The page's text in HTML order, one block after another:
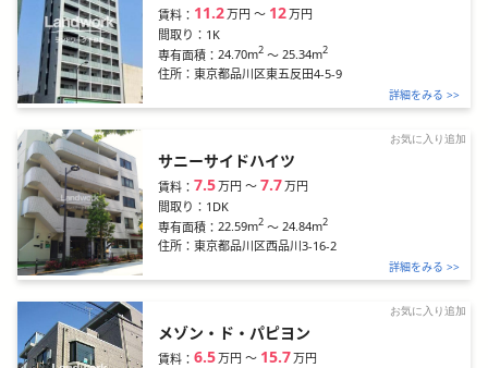
賃料： 11.2万円〜 12万円
間取り： 1K
専有面積：24.70m2 ～ 25.34m2
住所：東京都品川区東五反田4-5-9
詳細をみる >>
お気に入り追加
サニーサイドハイツ
賃料：7.5万円〜 7.7万円
間取り： 1DK
専有面積：22.59m2 ～ 24.84m2
住所：東京都品川区西品川3-16-2
詳細をみる >>
お気に入り追加
メゾン・ド・パピヨン
賃料：6.5万円〜 15.7万円